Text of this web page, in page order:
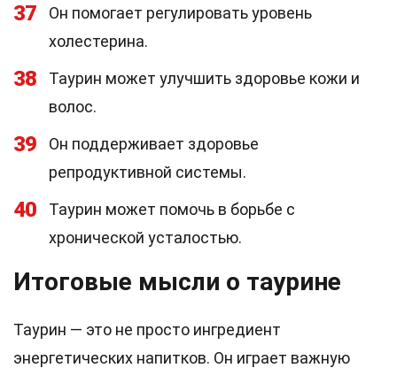
37
Он помогает регулировать уровень
холестерина.
38
Таурин может улучшить здоровье кожи и
волос.
39
Он поддерживает здоровье
репродуктивной системы.
40
Таурин может помочь в борьбе с
хронической усталостью.
Итоговые мысли о таурине
Таурин — это не просто ингредиент
энергетических напитков. Он играет важную